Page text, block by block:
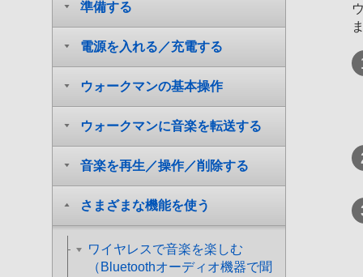
準備する
電源を入れる／充電する
ウォークマンの基本操作
ウォークマンに音楽を転送する
音楽を再生／操作／削除する
さまざまな機能を使う
ワイヤレスで音楽を楽しむ
（Bluetoothオーディオ機器で聞